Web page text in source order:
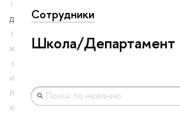
Г
Д
Е
Ж
З
И
Й
К
Сотрудники
Школа/Департамент